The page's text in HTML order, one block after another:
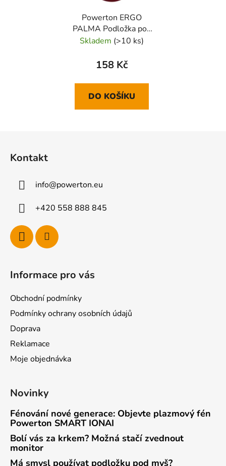
Powerton ERGO
PALMA Podložka pod
myš gelová, vínově
Skladem (>10 ks)
158 Kč
DO KOŠÍKU
Kontakt
info@powerton.eu
+420 558 888 845
Informace pro vás
Obchodní podmínky
Podmínky ochrany osobních údajů
Doprava
Reklamace
Moje objednávka
Novinky
Fénování nové generace: Objevte plazmový fén
Powerton SMART IONAI
Bolí vás za krkem? Možná stačí zvednout
monitor
Má smysl používat podložku pod myš?